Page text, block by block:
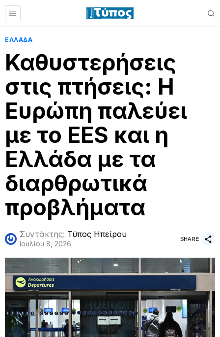
ΕΛΛΑΔΑ
Καθυστερήσεις
στις πτήσεις: Η
Ευρώπη παλεύει
με το EES και η
Ελλάδα με τα
διαρθρωτικά
προβλήματα
Συντάκτης: Τύπος Ηπείρου
Ιουλίου 8, 2026
SHARE